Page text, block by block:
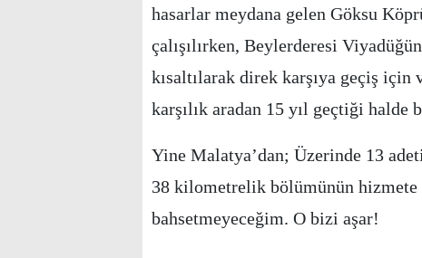
hasarlar meydana gelen Göksu
çalışılırken, Beylerderesi
kısaltılarak direk karşıya geçiş için
karşılık aradan 15 yıl geçtiği halde
Yine Malatya’dan; Üzerinde 13
38 kilometrelik bölümünün
bahsetmeyeceğim. O bizi aşar!